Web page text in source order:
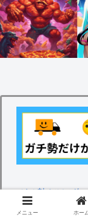
ガチ勢だけが
メニュー ホー